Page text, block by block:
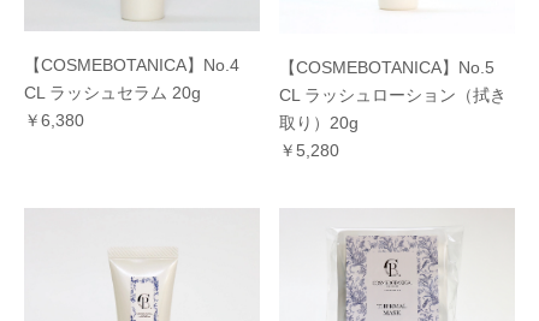
【COSMEBOTANICA】No.4
CL ラッシュセラム 20g
￥6,380
【COSMEBOTANICA】No.5
CL ラッシュローション（拭き
取り）20g
￥5,280